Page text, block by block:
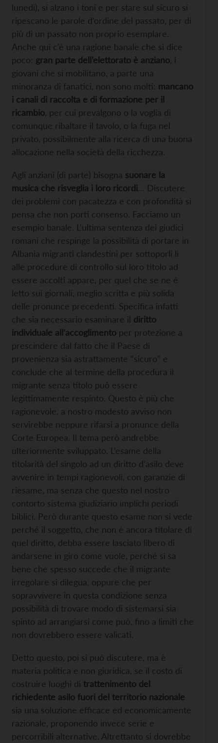
lunedì), si alzano i toni e per stare sul sicuro si
ripescano le parole d’ordine del passato, per di
più di un passato non proprio esemplare.
Anche qui c’è una ragione banale che si dice
poco: gran parte dell’elettorato è anziano , i
giovani che si mobilitano, a parte una
minoranza di fanatici, non sono molti: mancano
i canali di raccolta e di formazione per il
ricambio , per cui prevalgono o la voglia di
comunque ribaltare il tavolo, o la fuga nel
privato, possibilmente alla ricerca di una buona
allocazione nella società della ricchezza.
Agli anziani (di parte) bisogna suonare la
musica che risveglia i loro ricordi… Discutere
dei problemi con pacatezza e con profondità si
pensa che non porti consenso. Facciamo un
esempio banale. L’ultima sentenza dei giudici
romani che respinge la possibilità di portare in
Albania migranti clandestini per sottoporli lì
alle procedure di controllo sul loro titolo ad
essere accolti appare, per quel che se ne è
letto sui giornali, meglio scritta e più solida
delle pronunce precedenti. Specifica infatti
che sia necessario esaminare il diritto
individuale all’accoglimento per protezione a
prescindere dal fatto che il Paese di
provenienza sia astrattamente “sicuro” e
conclude che al termine della procedura il
migrante senza titolo può essere
legittimamente respinto. Questo è più che
ragionevole, a nostro modesto avviso non
servirebbe neppure rifarsi a pronunce della
Corte Europea. Il tema però andrebbe
ulteriormente sviluppato. L’esame della
titolarità del singolo ad un diritto d’asilo deve
avvenire in tempi ragionevoli, con garanzie di
riesame, ma senza che questo nel nostro
contorto sistema giudiziario implichi periodi
biblici. Però durante questo esame non si vede
perché il soggetto, che non è ancora titolare di
quel diritto, debba essere lasciato libero di
andarsene in giro come vuole, perché si sa
bene che spesso succede che il migrante
irregolare si dilegua, oppure che per
sopravvivere in questa condizione senza
possibilità di trovare modo di sistemarsi sia
spinto ad arrangiarsi come può, fino a limiti che
non dovrebbero essere valicati.
Detto questo, poi si può discutere, ma è
materia politica e non giuridica, se il costo di
costruire luoghi di trattenimento del
richiedente asilo fuori del territorio nazionale
sia una soluzione efficace ed economicamente
razionale, proponendo invece serie e
percorribili alternative. Altrettanto si dovrebbe